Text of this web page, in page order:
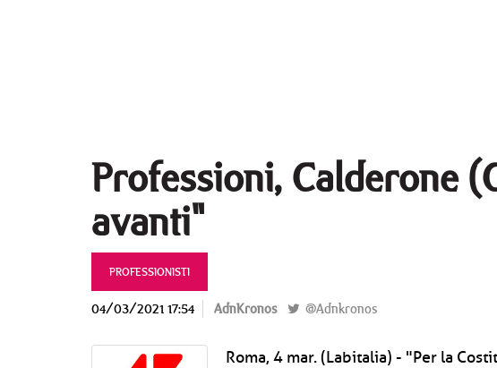
Professioni, Calderone
avanti"
PROFESSIONISTI
04/03/2021 17:54 AdnKronos @Adnkronos
Roma, 4 mar. (Labitalia) - "Per la